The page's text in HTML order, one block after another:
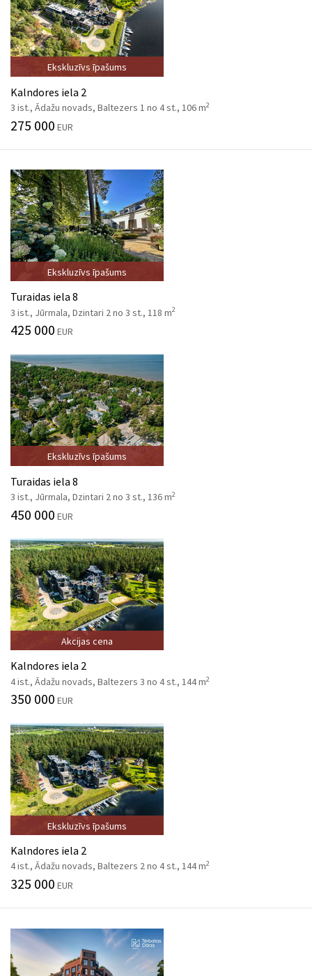
Ekskluzīvs īpašums
Kalndores iela 2
3 ist., Ādažu novads, Baltezers 1 no 4 st., 106 m2
275 000 EUR
Ekskluzīvs īpašums
Turaidas iela 8
3 ist., Jūrmala, Dzintari 2 no 3 st., 118 m2
425 000 EUR
Ekskluzīvs īpašums
Turaidas iela 8
3 ist., Jūrmala, Dzintari 2 no 3 st., 136 m2
450 000 EUR
Akcijas cena
Kalndores iela 2
4 ist., Ādažu novads, Baltezers 3 no 4 st., 144 m2
350 000 EUR
Ekskluzīvs īpašums
Kalndores iela 2
4 ist., Ādažu novads, Baltezers 2 no 4 st., 144 m2
325 000 EUR